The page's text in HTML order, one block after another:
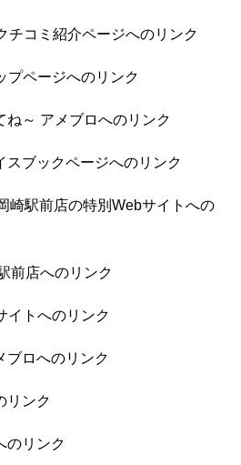
チコミ紹介ページへのリンク
プページへのリンク
ね～ アメブロへのリンク
スブックページへのリンク
崎駅前店の特別Webサイトへの
前店へのリンク
イトへのリンク
ブロへのリンク
リンク
のリンク